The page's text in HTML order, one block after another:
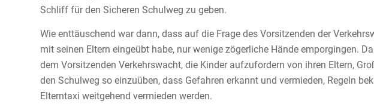
Schliff für den Sicheren Schulweg zu geben.
Wie enttäuschend war dann, dass auf die Frage des Vorsitzenden der
mit seinen Eltern eingeübt habe, nur wenige zögerliche Hände emporgingen.
dem Vorsitzenden Verkehrswacht, die Kinder aufzufordern von ihren Eltern,
den Schulweg so einzuüben, dass Gefahren erkannt und vermieden, Regeln
Elterntaxi weitgehend vermieden werden.